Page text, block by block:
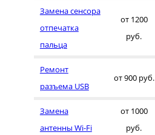
Замена сенсора
отпечатка
пальца
от 1200
руб.
Ремонт
разъема USB
от 900 руб.
Замена
антенны Wi-Fi
от 1000
руб.